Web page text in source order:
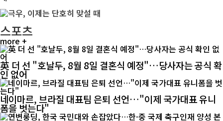
스포츠
more +
英 더 선 "호날두, 8월 8일 결혼식 예정"…당사자는 공식 확
인 없어
네이마르, 브라질 대표팀 은퇴 선언…"이제 국가대표 유니
폼을 벗는다"